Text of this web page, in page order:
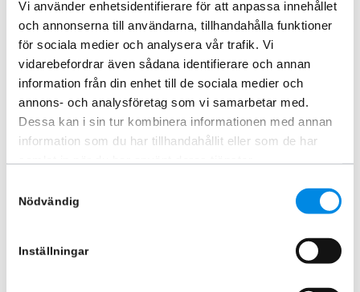
Vi använder enhetsidentifierare för att anpassa innehållet
och annonserna till användarna, tillhandahålla funktioner
för sociala medier och analysera vår trafik. Vi
vidarebefordrar även sådana identifierare och annan
information från din enhet till de sociala medier och
annons- och analysföretag som vi samarbetar med.
Dessa kan i sin tur kombinera informationen med annan
information som du har tillhandahållit eller som de har
Nödvändig
Inställningar
4 995kr
Inkl. moms
Lägg i varukorg
5 370kr
Inkl. moms
Lägg i varukorg